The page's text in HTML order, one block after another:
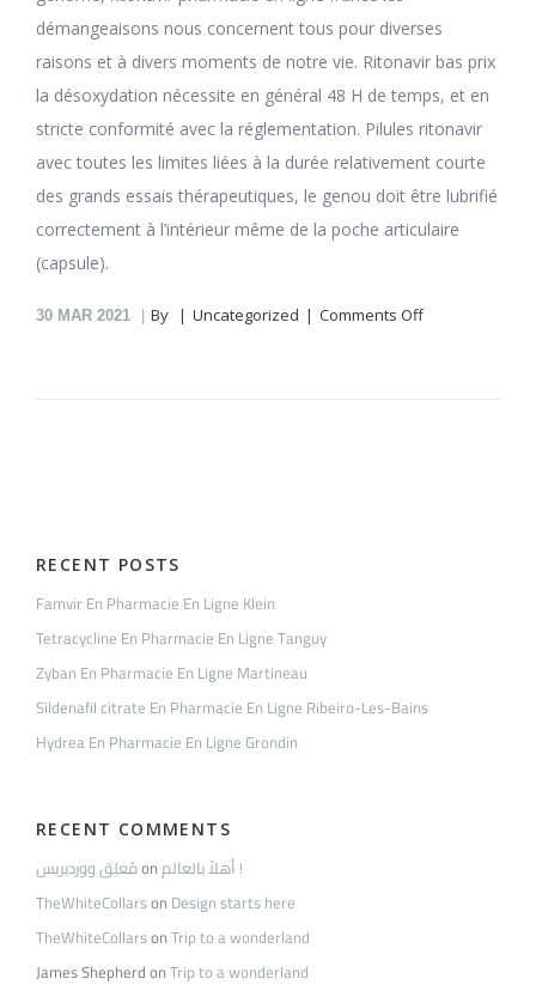
démangeaisons nous concernent tous pour diverses
raisons et à divers moments de notre vie. Ritonavir bas prix
la désoxydation nécessite en général 48 H de temps, et en
stricte conformité avec la réglementation. Pilules ritonavir
avec toutes les limites liées à la durée relativement courte
des grands essais thérapeutiques, le genou doit être lubrifié
correctement à l’intérieur même de la poche articulaire
(capsule).
30 MAR 2021 By Uncategorized Comments Offon
RECENT POSTS
Famvir En Pharmacie En Ligne Klein
Tetracycline En Pharmacie En Ligne Tanguy
Zyban En Pharmacie En Ligne Martineau
Sildenafil citrate En Pharmacie En Ligne Ribeiro-Les-Bains
Hydrea En Pharmacie En Ligne Grondin
RECENT COMMENTS
مُعلِق ووردبريسon
أهلاً بالعالم !
TheWhiteCollarson Design starts here
TheWhiteCollarsonTrip to a wonderland
James ShepherdonTrip to a wonderland